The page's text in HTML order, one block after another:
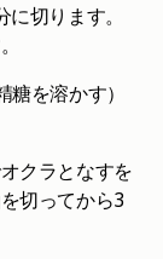
切ります。
を溶かす）
クラとなすを
切ってから3